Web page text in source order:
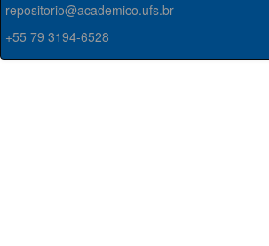
repositorio@academico.ufs.br
+55 79 3194-6528